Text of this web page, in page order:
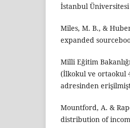
İstanbul Üniversitesi
Miles, M. B., &
expanded
Milli Eğitim
(İlkokul ve ortaokul
adresinden
Mountford, A. &
distribution of